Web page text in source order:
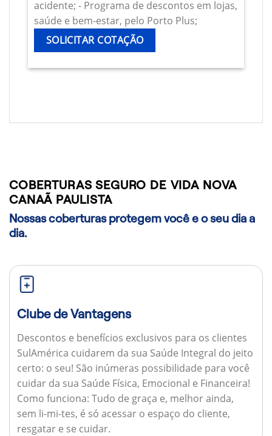
acidente; - Programa de descontos em lojas,
saúde e bem-estar, pelo Porto Plus;
SOLICITAR COTAÇÃO
COBERTURAS SEGURO DE VIDA NOVA
CANAÃ PAULISTA
Nossas coberturas protegem você e o seu dia a
dia.
Clube de Vantagens
Descontos e benefícios exclusivos para os clientes
SulAmérica cuidarem da sua Saúde Integral do jeito
certo: o seu! São inúmeras possibilidade para você
cuidar da sua Saúde Física, Emocional e Financeira!
Como funciona: Tudo de graça e, melhor ainda,
sem li-mi-tes, é só acessar o espaço do cliente,
resgatar e se cuidar.